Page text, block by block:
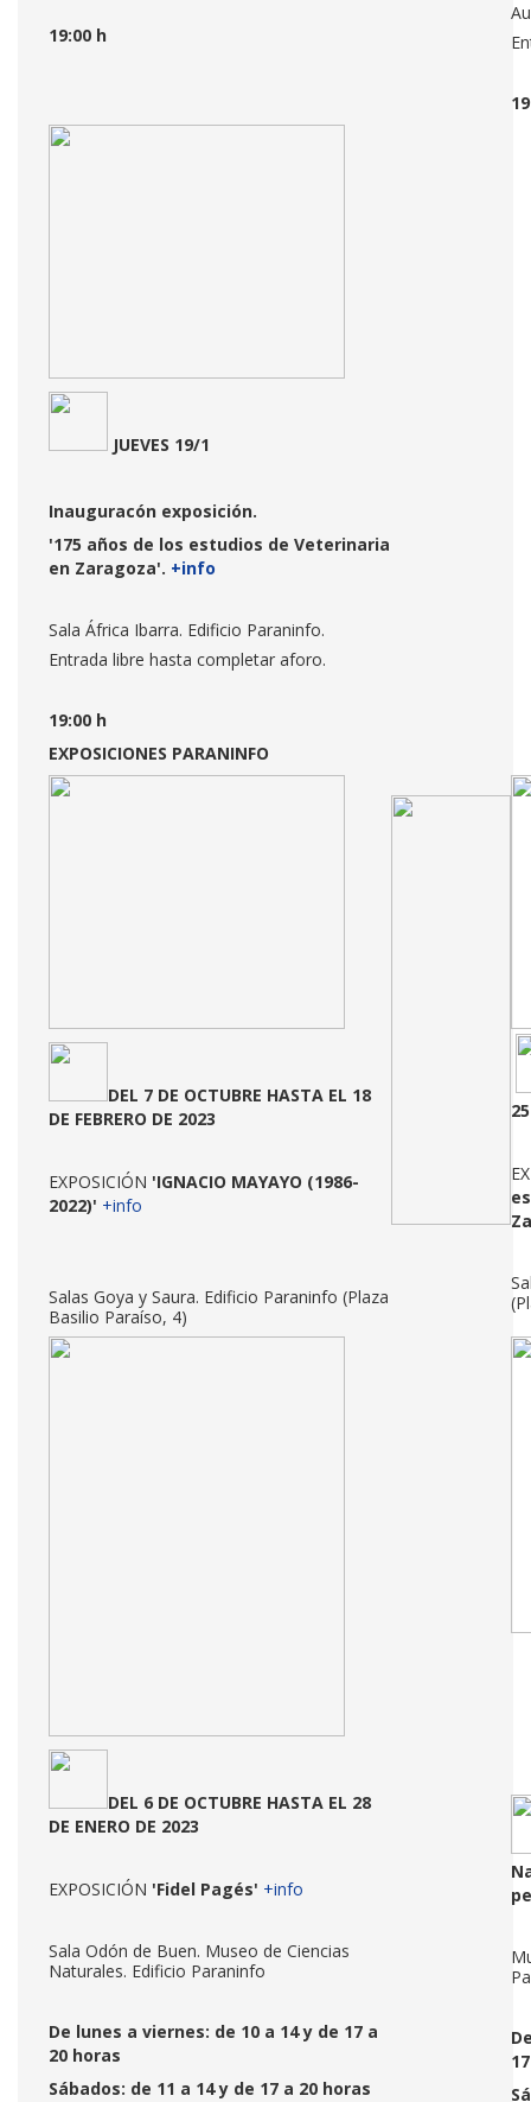
19:00 h
JUEVES 19/1
Inauguracón exposición.
'175 años de los estudios de Veterinaria
en Zaragoza'. +info
Sala África Ibarra. Edificio Paraninfo.
Entrada libre hasta completar aforo.
19:00 h
EXPOSICIONES PARANINFO
DEL 7 DE OCTUBRE HASTA EL 18
DE FEBRERO DE 2023
EXPOSICIÓN 'IGNACIO MAYAYO (1986-
2022)' +info
Salas Goya y Saura. Edificio Paraninfo (Plaza
Basilio Paraíso, 4)
DEL 6 DE OCTUBRE HASTA EL 28
DE ENERO DE 2023
EXPOSICIÓN 'Fidel Pagés' +info
Sala Odón de Buen. Museo de Ciencias
Naturales. Edificio Paraninfo
De lunes a viernes: de 10 a 14 y de 17 a
20 horas
Sábados: de 11 a 14 y de 17 a 20 horas